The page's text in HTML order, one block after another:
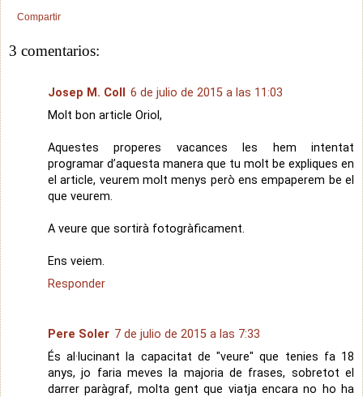
Compartir
3 comentarios:
Josep M. Coll
6 de julio de 2015 a las 11:03
Molt bon article Oriol,
Aquestes properes vacances les hem intentat
programar d’aquesta manera que tu molt be expliques en
el article, veurem molt menys però ens empaperem be el
que veurem.
A veure que sortirà fotogràficament.
Ens veiem.
Responder
Pere Soler 7 de julio de 2015 a las 7:33
És al·lucinant la capacitat de "veure" que tenies fa 18
anys, jo faria meves la majoria de frases, sobretot el
darrer paràgraf, molta gent que viatja encara no ho ha